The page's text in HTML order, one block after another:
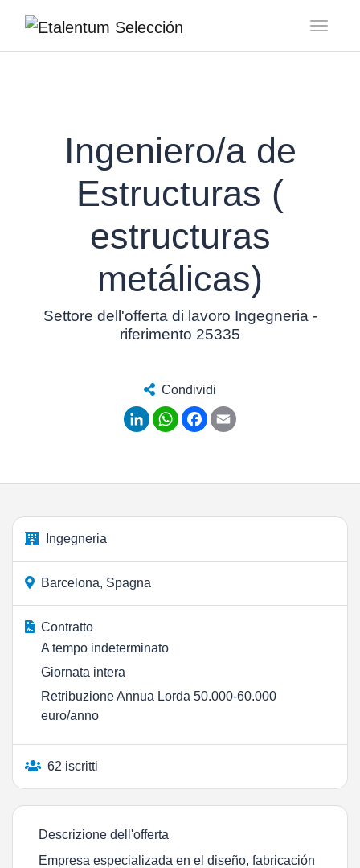
Ingeniero/a de
Estructuras (
estructuras
metálicas)
Settore dell'offerta di lavoro Ingegneria -
riferimento 25335
Condividi
LinkedInWhatsApp
Facebook
Ingegneria
Barcelona, Spagna
Contratto
A tempo indeterminato
Giornata intera
Retribuzione Annua Lorda 50.000-60.000
euro/anno
62 iscritti
Descrizione dell'offerta
Empresa especializada en el diseño, fabricación